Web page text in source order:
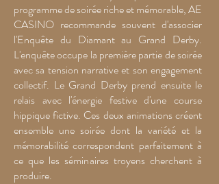
programme de soirée riche et mémorable, AE
CASINO recommande souvent d'associer
l'Enquête du Diamant au Grand Derby.
L'enquête occupe la première partie de soirée
avec sa tension narrative et son engagement
collectif. Le Grand Derby prend ensuite le
relais avec l'énergie festive d'une course
hippique fictive. Ces deux animations créent
ensemble une soirée dont la variété et la
mémorabilité correspondent parfaitement à
ce que les séminaires troyens cherchent à
produire.